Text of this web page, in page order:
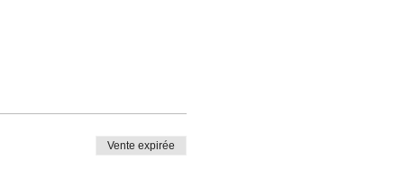
Vente expirée